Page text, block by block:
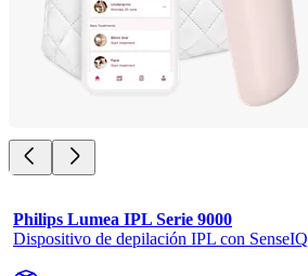
Philips Lumea IPL Serie 9000
Dispositivo de depilación IPL con SenseIQ